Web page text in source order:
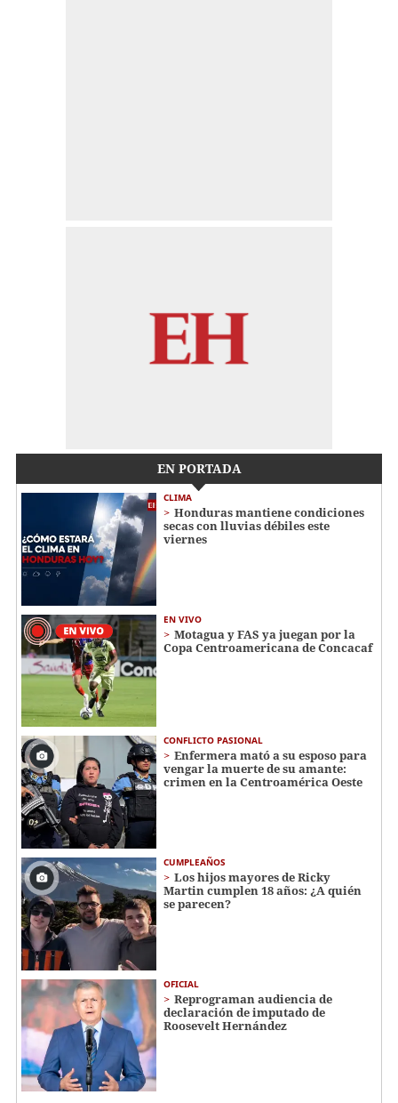
EN PORTADA
CLIMA
Honduras mantiene condiciones
secas con lluvias débiles este
viernes
EN VIVO
Motagua y FAS ya juegan por la
Copa Centroamericana de Concacaf
CONFLICTO PASIONAL
Enfermera mató a su esposo para
vengar la muerte de su amante:
crimen en la Centroamérica Oeste
CUMPLEAÑOS
Los hijos mayores de Ricky
Martin cumplen 18 años: ¿A quién
se parecen?
OFICIAL
Reprograman audiencia de
declaración de imputado de
Roosevelt Hernández